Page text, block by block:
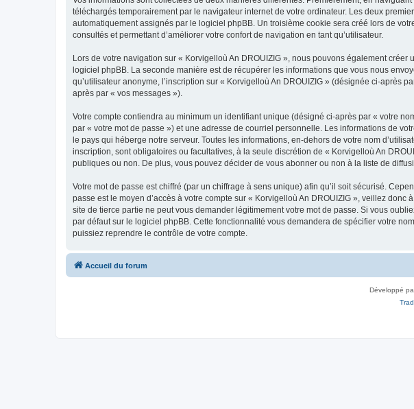
téléchargés temporairement par le navigateur internet de votre ordinateur. Les deux
automatiquement assignés par le logiciel phpBB. Un troisième cookie sera créé lors de
consultés et permettant d’améliorer votre confort de navigation en tant qu’utilisateur.
Lors de votre navigation sur « Korvigelloù An DROUIZIG », nous pouvons également
logiciel phpBB. La seconde manière est de récupérer les informations que vous nous
qu’utilisateur anonyme, l’inscription sur « Korvigelloù An DROUIZIG » (désignée ci-après
après par « vos messages »).
Votre compte contiendra au minimum un identifiant unique (désigné ci-après par « votre
par « votre mot de passe ») et une adresse de courriel personnelle. Les informations de
le pays qui héberge notre serveur. Toutes les informations, en-dehors de votre nom
inscription, sont obligatoires ou facultatives, à la seule discrétion de « Korvigelloù An
publiques ou non. De plus, vous pouvez décider de vous abonner ou non à la liste de
Votre mot de passe est chiffré (par un chiffrage à sens unique) afin qu’il soit sécurisé.
passe est le moyen d’accès à votre compte sur « Korvigelloù An DROUIZIG », veillez
site de tierce partie ne peut vous demander légitimement votre mot de passe. Si vous
par défaut sur le logiciel phpBB. Cette fonctionnalité vous demandera de spécifier votre
puissiez reprendre le contrôle de votre compte.
Accueil du forum
Développé